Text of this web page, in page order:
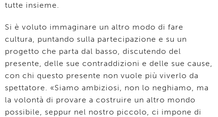
tutte insieme.
Si è voluto immaginare un altro modo di fare
cultura, puntando sulla partecipazione e su un
progetto che parta dal basso, discutendo del
presente, delle sue contraddizioni e delle sue cause,
con chi questo presente non vuole più viverlo da
spettatore. «Siamo ambiziosi, non lo neghiamo, ma
la volontà di provare a costruire un altro mondo
possibile, seppur nel nostro piccolo, ci impone di